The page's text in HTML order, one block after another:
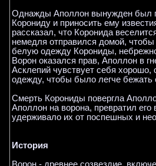
Однажды Аполлон вынужден был
Корониду и приносить ему
рассказал, что Коронида
немедля отправился домой,
белую одежду Корониды,
Ворон оказался прав, Аполлон в
Асклепий чувствует себя
одежду, чтобы было легче бежать
Смерть Корониды повергла
Аполлон на ворона, превратил
удерживало их от поспешных и
История